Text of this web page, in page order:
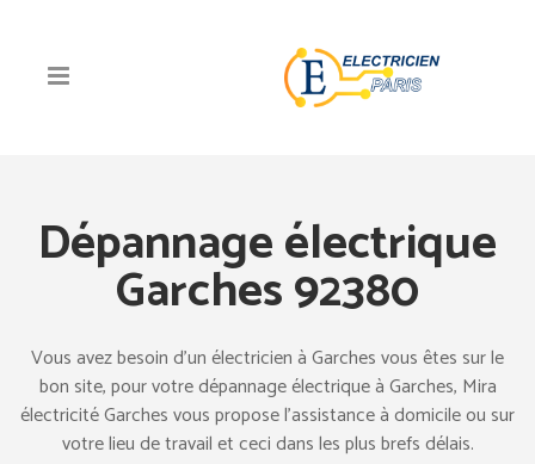
Dépannage électrique
Garches 92380
Vous avez besoin d’un électricien à Garches vous êtes sur le
bon site, pour votre dépannage électrique à Garches, Mira
électricité Garches vous propose l’assistance à domicile ou sur
votre lieu de travail et ceci dans les plus brefs délais.